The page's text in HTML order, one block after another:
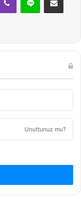
Unuttunuz mu?